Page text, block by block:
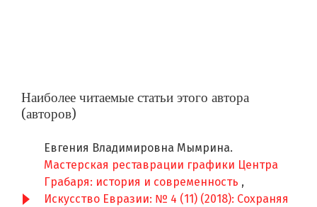
Наиболее читаемые статьи этого автора
(авторов)
Евгения Владимировна Мымрина.
Мастерская реставрации графики Центра
Грабаря: история и современность ,
Искусство Евразии: № 4 (11) (2018): Сохраняя